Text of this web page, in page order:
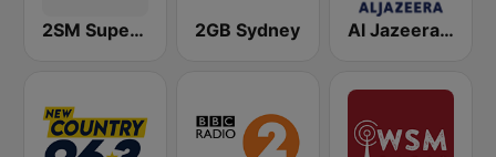
2SM Super Radio 2GB Sydney Al Jazeera Arabic (قناة الجزيرة)